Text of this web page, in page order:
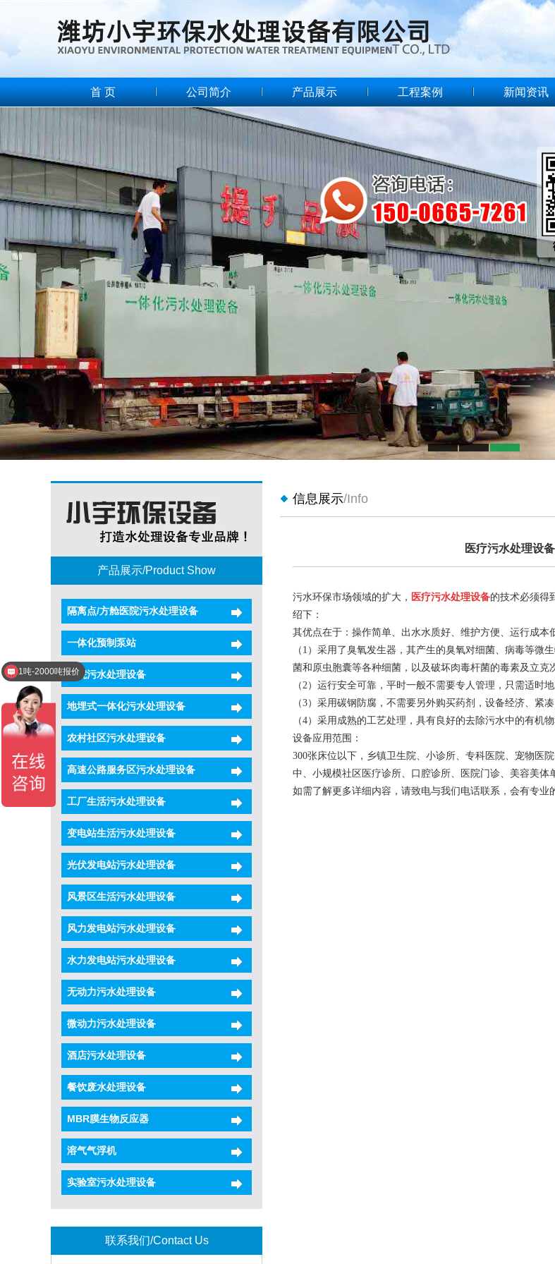
首 页 公司简介 产品展示 工程案例 新闻资讯
产品展示/Product Show
隔离点/方舱医院污水处理设备
一体化预制泵站
医院污水处理设备
地埋式一体化污水处理设备
农村社区污水处理设备
高速公路服务区污水处理设备
工厂生活污水处理设备
变电站生活污水处理设备
光伏发电站污水处理设备
风景区生活污水处理设备
风力发电站污水处理设备
水力发电站污水处理设备
无动力污水处理设备
微动力污水处理设备
酒店污水处理设备
餐饮废水处理设备
MBR膜生物反应器
溶气气浮机
实验室污水处理设备
联系我们/Contact Us
信息展示/Info
医疗污水处理设
污水环保市场领域的扩大， 医疗污水处理设备的技术必须得
绍下：
其优点在于：操作简单、出水水质好、维护方便、运行成本
（1）采用了臭氧发生器，其产生的臭氧对细菌、病毒等
菌和原虫胞囊等各种细菌，以及破坏肉毒杆菌的毒素及立克
（2）运行安全可靠，平时一般不需要专人管理，只需适时
（3）采用碳钢防腐，不需要另外购买药剂，设备经济、紧
（4）采用成熟的工艺处理，具有良好的去除污水中的有机
设备应用范围：
300张床位以下，乡镇卫生院、小诊所、专科医院、宠物医
中、小规模社区医疗诊所、口腔诊所、医院门诊、美容美体
如需了解更多详细内容，请致电与我们电话联系，会有专业
1吨-2000吨报价
了解产品介绍